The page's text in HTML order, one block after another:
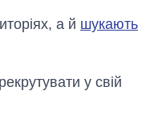
а й шукають
у свій